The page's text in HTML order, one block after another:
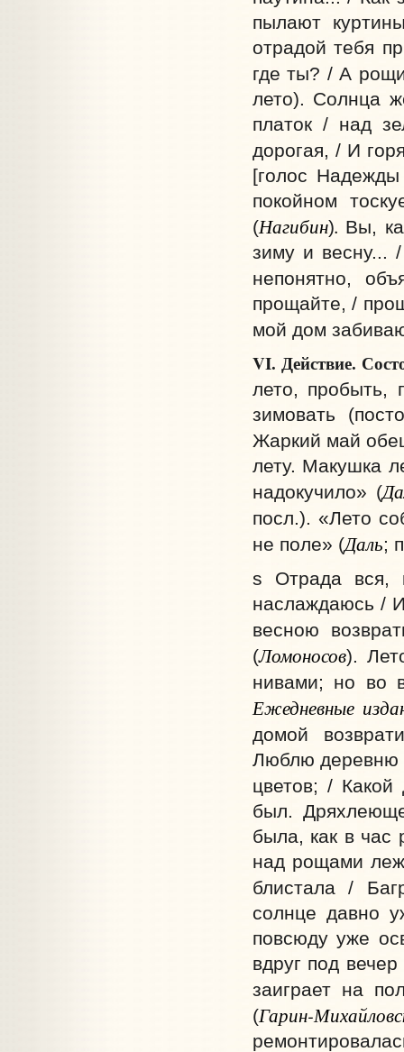
пылают
отрадой тебя
где ты? / А
лето). Солнца
платок / над
дорогая, / И
[голос
покойном
(Нагибин). Вы,
зиму и весну...
непонятно,
прощайте, /
мой дом
VI. Действие.
лето, пробыть,
зимовать
Жаркий май
лету. Макушка
надокучило» (
посл.). «Лето
не поле» (Даль;
s Отрада
наслаждаюсь /
весною
(Ломоносов).
нивами; но во
Ежедневные
домой
Люблю деревню
цветов; /
был.
была, как в час
над рощами
блистала /
солнце давно
повсюду уже
вдруг под
заиграет на
(Гарин-